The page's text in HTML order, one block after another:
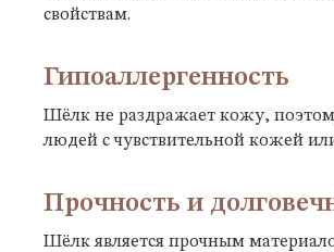
свойствам.
Гипоаллергенность
Шёлк не раздражает кожу,
людей с чувствительной кожей
Прочность и
Шёлк является прочным